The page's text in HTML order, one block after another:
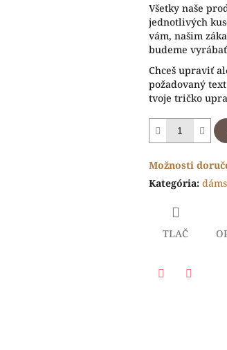
Všetky naše
jednotlivých
vám, našim
budeme
Chceš upraviť
požadovaný
tvoje tričko
Možnosti
Kategória:
TLAČ